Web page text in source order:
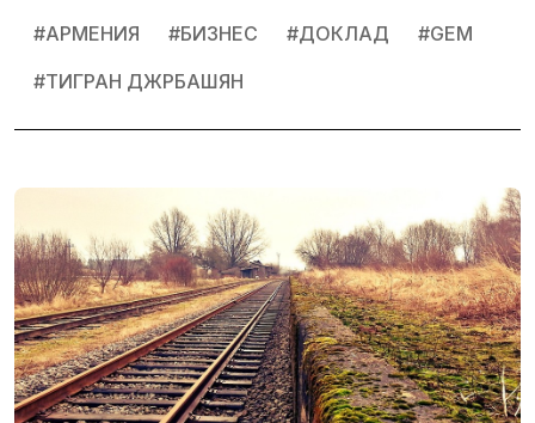
#АРМЕНИЯ #БИЗНЕС #ДОКЛАД #GEM
#ТИГРАН ДЖРБАШЯН